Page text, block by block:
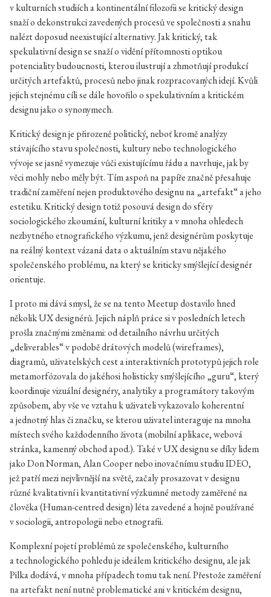
v kulturních studiích a kontinentální filozofii se kritický design
snaží o dekonstrukci zavedených procesů ve společnosti a snahu
nalézt doposud neexistující alternativy. Jak kritický, tak
spekulativní design se snaží o vidění přítomnosti optikou
potenciality budoucnosti, kterou ilustrují a zhmotňují produkcí
určitých artefaktů, procesů nebo jinak rozpracovaných idejí. Kvůli
jejich stejnému cíli se dále hovořilo o spekulativním a kritickém
designu jako o synonymech.
Kritický design je přirozeně politický, neboť kromě analýzy
stávajícího stavu společnosti, kultury nebo technologického
vývoje se jasně vymezuje vůči existujícímu řádu a navrhuje, jak by
věci mohly nebo měly být. Tím aspoň na papíře značně přesahuje
tradiční zaměření nejen produktového designu na „artefakt“ a jeho
estetiku. Kritický design totiž posouvá design do sféry
sociologického zkoumání, kulturní kritiky a v mnoha ohledech
nezbytného etnografického výzkumu, jenž designérům poskytuje
na reálný kontext vázaná data o aktuálním stavu nějakého
společenského problému, na který se kriticky smýšlející designér
orientuje.
I proto mi dává smysl, že se na tento Meetup dostavilo hned
několik UX designérů. Jejich náplň práce si v posledních letech
prošla značnými změnami: od detailního návrhu určitých
„deliverables“ v podobě drátových modelů (wireframes),
diagramů, uživatelských cest a interaktivních prototypů jejich role
metamorfózovala do jakéhosi holisticky smýšlejícího „guru“, který
koordinuje vizuální designéry, analytiky a programátory takovým
způsobem, aby vše ve vztahu k uživateli vykazovalo koherentní
a jednotný hlas či značku, se kterou uživatel interaguje na mnoha
místech svého každodenního života (mobilní aplikace, webová
stránka, kamenný obchod apod.). Také v UX designu se díky lidem
jako Don Norman, Alan Cooper nebo inovačnímu studiu IDEO,
jež patří mezi nejvlivnější na světě, začaly prosazovat v designu
různé kvalitativní i kvantitativní výzkumné metody zaměřené na
člověka (Human-centred design) léta zavedené a hojně používané
v sociologii, antropologii nebo etnografii.
Komplexní pojetí problémů ze společenského, kulturního
a technologického pohledu je ideálem kritického designu, ale jak
Pilka dodává, v mnoha případech tomu tak není. Přestože zaměření
na artefakt není nutně problematické ani v kritickém designu,